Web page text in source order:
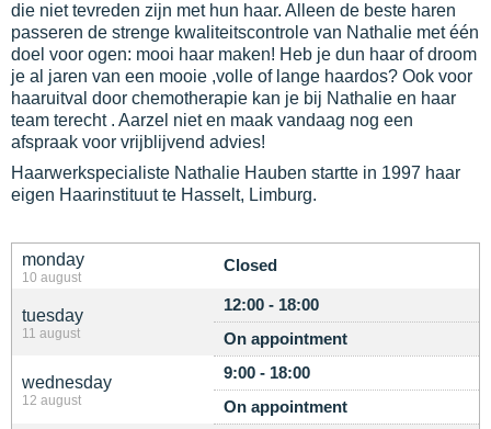
monday
10 august
Closed
tuesday
11 august
12:00 - 18:00
On appointment
wednesday
12 august
9:00 - 18:00
On appointment
die niet tevreden zijn met hun haar. Alleen de beste haren
passeren de strenge kwaliteitscontrole van Nathalie met één
doel voor ogen: mooi haar maken! Heb je dun haar of droom
je al jaren van een mooie ,volle of lange haardos? Ook voor
haaruitval door chemotherapie kan je bij Nathalie en haar
team terecht . Aarzel niet en maak vandaag nog een
afspraak voor vrijblijvend advies!
Haarwerkspecialiste Nathalie Hauben startte in 1997 haar
eigen Haarinstituut te Hasselt, Limburg.